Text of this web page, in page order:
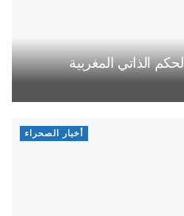
الذاتي المغربية
أخبار الصحراء